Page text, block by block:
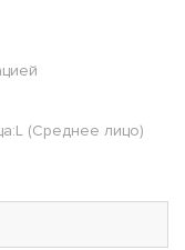
(Среднее лицо)